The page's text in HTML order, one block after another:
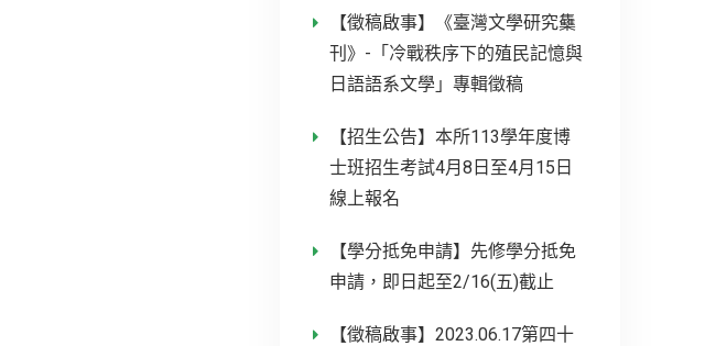
【徵稿啟事】《臺灣文學研究雧
刊》-「冷戰秩序下的殖民記憶與
日語語系文學」專輯徵稿
【招生公告】本所113學年度博
士班招生考試4月8日至4月15日
線上報名
【學分抵免申請】先修學分抵免
申請，即日起至2/16(五)截止
【徵稿啟事】2023.06.17第四十